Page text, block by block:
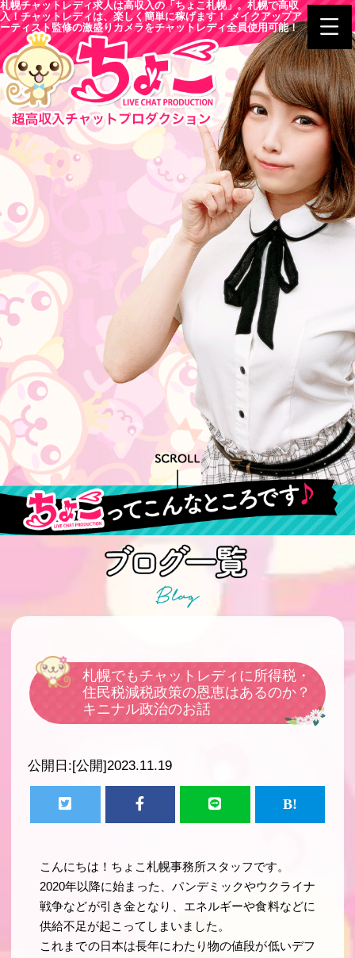
札幌チャットレディ求人は高収入の「ちょこ札幌」。札幌で高収
入！チャットレディは、楽しく簡単に稼げます！ メイクアップア
ーティスト監修の激盛りカメラをチャットレディ全員使用可能！
札幌でもチャットレディに所得税・
住民税減税政策の恩恵はあるのか？
キニナル政治のお話
公開日:[公開]2023.11.19
こんにちは！ちょこ札幌事務所スタッフです。
2020年以降に始まった、パンデミックやウクライナ
戦争などが引き金となり、エネルギーや食料などに
供給不足が起こってしまいました。
これまでの日本は長年にわたり物の値段が低いデフ